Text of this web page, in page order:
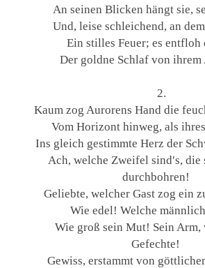
An seinen Blicken hängt sie,
Und, leise schleichend, an
Ein stilles Feuer; es entfloh
Der goldne Schlaf von ihrem
2.
Kaum zog Aurorens Hand die
Vom Horizont hinweg, als
Ins gleich gestimmte Herz der
Ach, welche Zweifel sind′s,
durchbohren!
Geliebte, welcher Gast zog ein
Wie edel! Welche
Wie groß sein Mut! Sein Arm,
Gefechte!
Gewiss, erstammt von